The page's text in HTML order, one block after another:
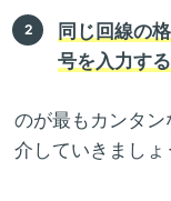
同じ回線の
号を入力する
のが最もカンタ
介していきましょ